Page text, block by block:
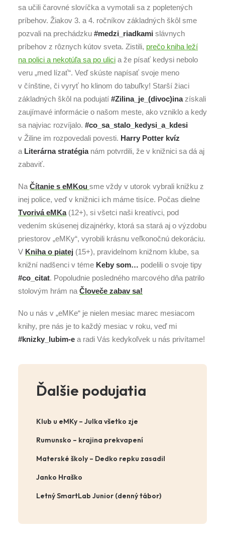
sa učili čarovné slovíčka a vymotali sa z popletených
príbehov. Žiakov 3. a 4. ročníkov základných škôl sme
pozvali na prechádzku #medzi_riadkami slávnych
príbehov z rôznych kútov sveta. Zistili, prečo kniha leží
na polici a nekotúľa sa po ulici a že písať kedysi nebolo
veru „med lízať“. Veď skúste napísať svoje meno
v čínštine, či vyryť ho klinom do tabuľky! Starší žiaci
základných škôl na podujatí #Zilina_je_(divoc)inazískali
zaujímavé informácie o našom meste, ako vzniklo a kedy
sa najviac rozvíjalo. #co_sa_stalo_kedysi_a_kdesi
v Žiline im rozpovedali povesti. Harry Potter kvíz
a Literárna stratégia nám potvrdili, že v knižnici sa dá aj
zabaviť.
Na Čítanie s eMKou sme vždy v utorok vybrali knižku z
inej police, veď v knižnici ich máme tisíce. Počas dielne
Tvorivá eMKa(12+), si všetci naši kreatívci, pod
vedením skúsenej dizajnérky, ktorá sa stará aj o výzdobu
priestorov „eMKy“, vyrobili krásnu veľkonočnú dekoráciu.
V Kniha o piatej (15+), pravidelnom knižnom klube, sa
knižní nadšenci v téme Keby som… podelili o svoje tipy
#co_citat. Popoludnie posledného marcového dňa patrilo
stolovým hrám na Človeče zabav sa!
No u nás v „eMKe“ je nielen mesiac marec mesiacom
knihy, pre nás je to každý mesiac v roku, veď mi
#knizky_lubim-e a radi Vás kedykoľvek u nás privítame!
Ďalšie podujatia
Klub u eMKy – Julka všetko zje
Rumunsko – krajina prekvapení
Materské školy – Dedko repku zasadil
Janko Hraško
Letný SmartLab Junior (denný tábor)